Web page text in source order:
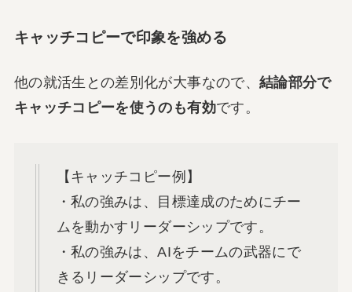
キャッチコピーで印象を強める
他の就活生との差別化が大事なので、 結論部分で
キャッチコピーを使うのも有効です。
【キャッチコピー例】
・私の強みは、目標達成のためにチー
ムを動かすリーダーシップです。
・私の強みは、AIをチームの武器にで
きるリーダーシップです。